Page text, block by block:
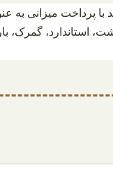
میزانی به
استاندارد، گمرک،